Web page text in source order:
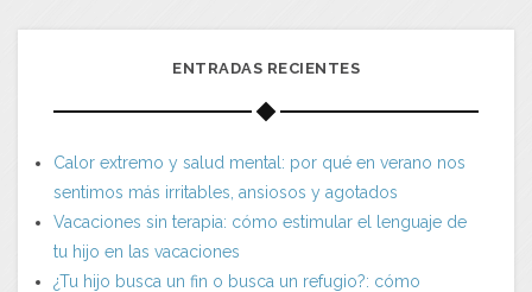
ENTRADAS RECIENTES
Calor extremo y salud mental: por qué en verano nos
sentimos más irritables, ansiosos y agotados
Vacaciones sin terapia: cómo estimular el lenguaje de
tu hijo en las vacaciones
¿Tu hijo busca un fin o busca un refugio?: cómo